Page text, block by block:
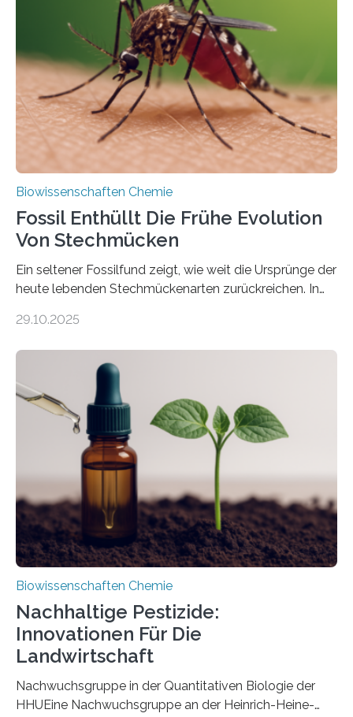
lebten. Unter den Vorfahren sticht eine Gruppe heraus,
die noch heute in der Natur vorkommt: die
Süßwasseralge Coleochaetophyceae. Einige Arten
dieser Gruppe bilden aus Zellfäden dichte Geflechte
mit scheibenförmiger Gestalt. Was auffällig ist: Die
nächsten…
Biowissenschaften Chemie
Fossil Enthüllt Die Frühe Evolution
Von Stechmücken
Ein seltener Fossilfund zeigt, wie weit die Ursprünge der
heute lebenden Stechmückenarten zurückreichen. In
Forschende die bisher älteste bekannte Stechmücken-
Region Kachin in Myanmar und hat sich in
ausgezeichnetem Zustand erhalten. Es konnte als neue
Art einer neuen Gattung beschrieben werden und trägt
nun den Namen Cretosabethes primaevus. Dieser erste
fossile Nachweis einer Stechmückenlarve in Bernstein
stellt gleichzeitig den ersten Fossilfund einer
Mückenlarve aus dem Mesozoikum dar, denn…
29.10.2025
Biowissenschaften Chemie
Nachhaltige Pestizide:
Innovationen Für Die
Landwirtschaft
Nachwuchsgruppe in der Quantitativen Biologie der
HHUEine Nachwuchsgruppe an der Heinrich-Heine-